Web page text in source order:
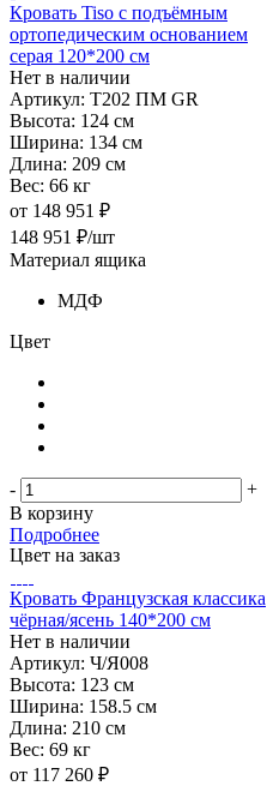
Кровать Tiso с подъёмным
ортопедическим основанием
серая 120*200 см
Нет в наличии
Артикул: T202 ПМ GR
Высота: 124 см
Ширина: 134 см
Длина: 209 см
Вес: 66 кг
от 148 951 ₽
148 951 ₽/шт
Материал ящика
МДФ
Цвет
-
+
В корзину
Подробнее
Цвет на заказ
Кровать Французская классика
чёрная/ясень 140*200 см
Нет в наличии
Артикул: Ч/Я008
Высота: 123 см
Ширина: 158.5 см
Длина: 210 см
Вес: 69 кг
от 117 260 ₽